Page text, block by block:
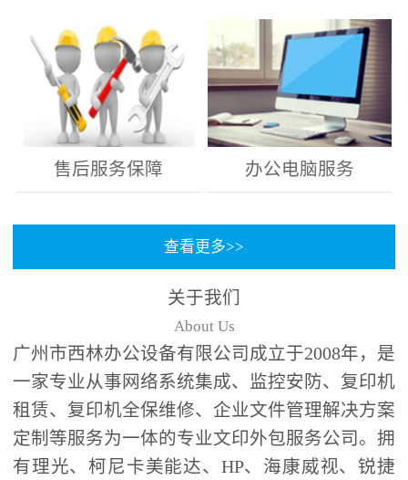
售后服务保障 办公电脑服务
查看更多>>
关于我们
About Us
广州市西林办公设备有限公司成立于2008年，是
一家专业从事网络系统集成、监控安防、复印机
租赁、复印机全保维修、企业文件管理解决方案
定制等服务为一体的专业文印外包服务公司。拥
有理光、柯尼卡美能达、HP、海康威视、锐捷